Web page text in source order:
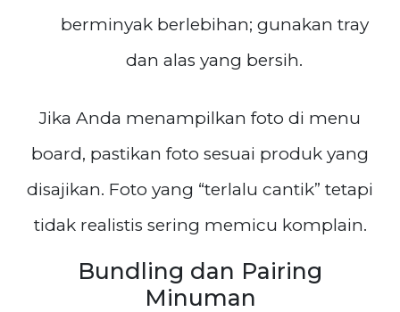
berminyak berlebihan; gunakan tray
dan alas yang bersih.
Jika Anda menampilkan foto di menu
board, pastikan foto sesuai produk yang
disajikan. Foto yang “terlalu cantik” tetapi
tidak realistis sering memicu komplain.
Bundling dan Pairing
Minuman